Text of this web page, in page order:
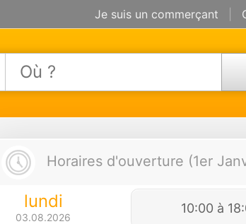
Je suis un commerçant
Horaires d'ouverture (1er
lundi
03.08.2026
10:00 à